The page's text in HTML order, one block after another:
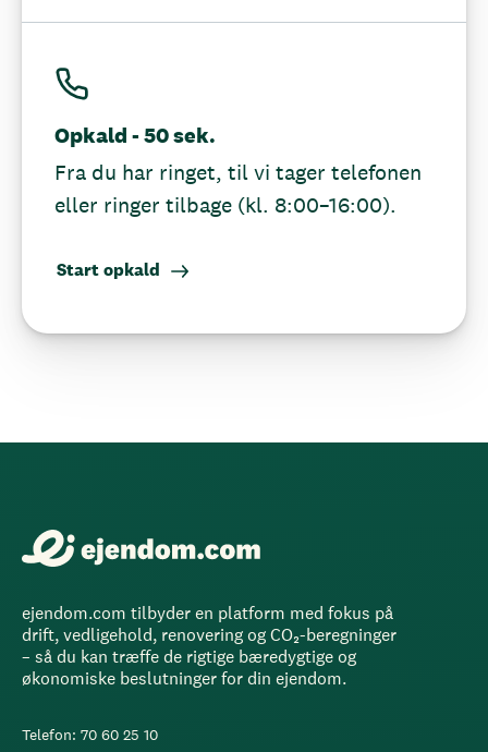
Opkald - 50 sek.
Fra du har ringet, til vi tager telefonen
eller ringer tilbage (kl. 8:00–16:00).
Start opkald
ejendom.com tilbyder en platform med fokus på
drift, vedligehold, renovering og CO₂-beregninger
– så du kan træffe de rigtige bæredygtige og
økonomiske beslutninger for din ejendom.
Telefon: 70 60 25 10